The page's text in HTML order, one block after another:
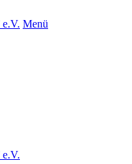
Menü